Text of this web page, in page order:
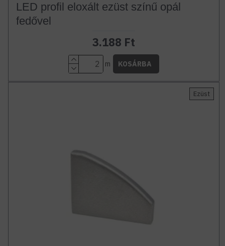
LED profil eloxált ezüst színű opál
fedővel
3.188 Ft
m KOSÁRBA
Ezüst